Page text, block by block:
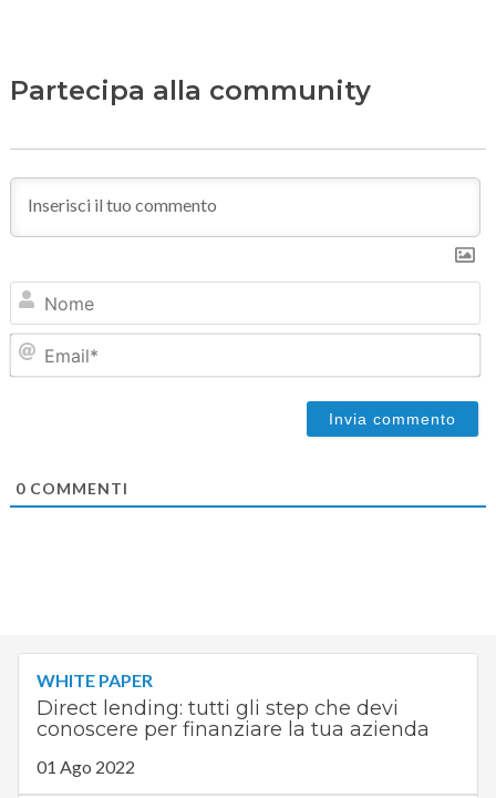
Partecipa alla community
0COMMENTI
WHITE PAPER
Direct lending: tutti gli step che devi
conoscere per finanziare la tua azienda
01 Ago 2022